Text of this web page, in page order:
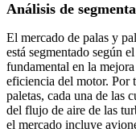
Análisis de
El mercado de palas y
está segmentado según
fundamental en la
eficiencia del motor. Por
paletas, cada una de las
del flujo de aire de las
el mercado incluye